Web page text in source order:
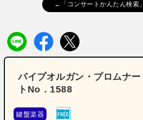
←「コンサートかんたん検索
パイプオルガン・プロムナ
トNo．1588
鍵盤楽器